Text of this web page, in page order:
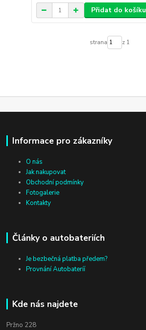
Přidat do košíku
strana z 1
Informace pro zákazníky
O nás
Jak nakupovat
Obchodní podmínky
Fotogalerie
Kontakty
Články o autobateriích
Je bezbečná platba předem?
Provnání Autobateríí
Kde nás najdete
Pržno 228